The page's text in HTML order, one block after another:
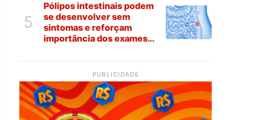
5
Pólipos intestinais podem
se desenvolver sem
sintomas e reforçam
importância dos exames
PUBLICIDADE